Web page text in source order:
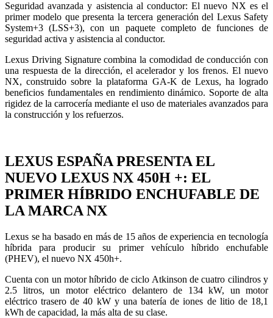
Seguridad avanzada y asistencia al conductor: El nuevo NX es el
primer modelo que presenta la tercera generación del Lexus Safety
System+3 (LSS+3), con un paquete completo de funciones de
seguridad activa y asistencia al conductor.
Lexus Driving Signature combina la comodidad de conducción con
una respuesta de la dirección, el acelerador y los frenos. El nuevo
NX, construido sobre la plataforma GA-K de Lexus, ha logrado
beneficios fundamentales en rendimiento dinámico. Soporte de alta
rigidez de la carrocería mediante el uso de materiales avanzados para
la construcción y los refuerzos.
LEXUS ESPAÑA PRESENTA EL
NUEVO LEXUS NX 450H +: EL
PRIMER HÍBRIDO ENCHUFABLE DE
LA MARCA NX
Lexus se ha basado en más de 15 años de experiencia en tecnología
híbrida para producir su primer vehículo híbrido enchufable
(PHEV), el nuevo NX 450h+.
Cuenta con un motor híbrido de ciclo Atkinson de cuatro cilindros y
2.5 litros, un motor eléctrico delantero de 134 kW, un motor
eléctrico trasero de 40 kW y una batería de iones de litio de 18,1
kWh de capacidad, la más alta de su clase.